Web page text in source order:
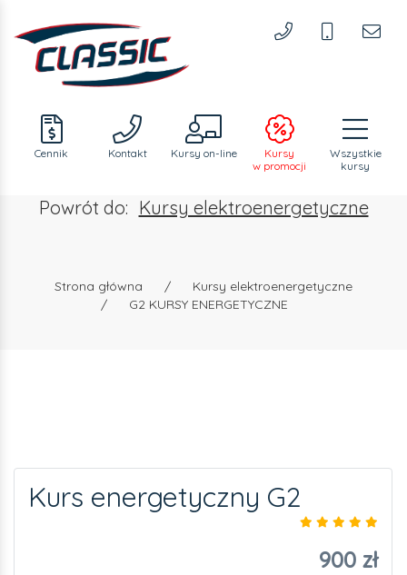
Wszystkie
kursy
Kursy
w promocji
Kursy on-line
Kontakt
Cennik
Powrót do: Kursy elektroenergetyczne
Strona główna /
Kursy elektroenergetyczne
/
G2 KURSY ENERGETYCZNE
Kurs energetyczny G2
900 zł